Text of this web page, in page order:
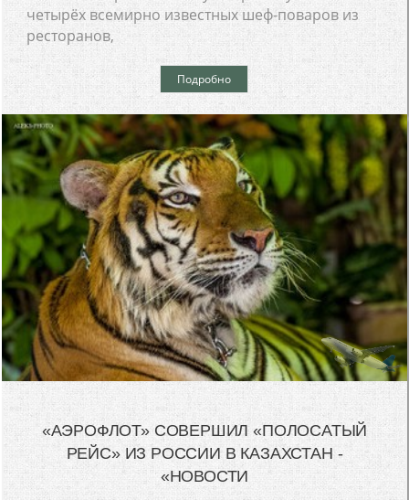
четырёх всемирно известных шеф-поваров из
ресторанов,
Подробно
«АЭРОФЛОТ» СОВЕРШИЛ «ПОЛОСАТЫЙ
РЕЙС» ИЗ РОССИИ В КАЗАХСТАН -
«НОВОСТИ